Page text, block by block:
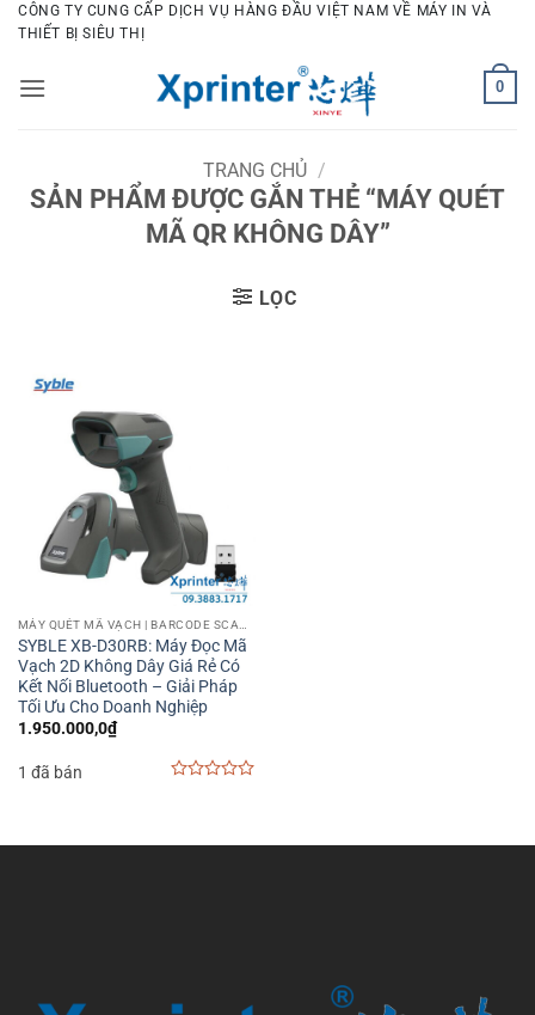
Bỏ
qua
dung
CÔNG TY CUNG CẤP DỊCH VỤ HÀNG ĐẦU VIỆT NAM VỀ MÁY IN VÀ
THIẾT BỊ SIÊU THỊ
0
TRANG CHỦ /
SẢN PHẨM ĐƯỢC GẮN THẺ “MÁY QUÉT
MÃ QR KHÔNG DÂY”
LỌC
SYBLE XB-D30RB: Máy Đọc Mã
Vạch 2D Không Dây Giá Rẻ Có
Kết Nối Bluetooth – Giải Pháp
Tối Ưu Cho Doanh Nghiệp
1.950.000,0₫
1 đã bán
5